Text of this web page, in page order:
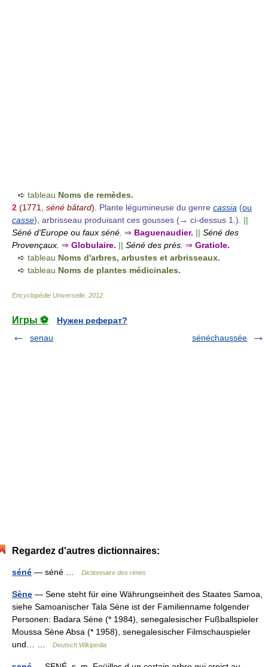
➪ tableau Noms de remèdes.
2 (1771, séné bâtard). Plante légumineuse du genre cassia (ou
casse), arbrisseau produisant ces gousses (→ ci-dessus 1.).
||
Séné d'Europe ou faux séné. ⇒ Baguenaudier. || Séné des
Provençaux. ⇒ Globulaire. || Séné des prés. ⇒ Gratiole.
➪ tableau Noms d'arbres, arbustes et arbrisseaux.
➪ tableau Noms de plantes médicinales.
Encyclopédie Universelle 2012
Игры ⚽
Нужен реферат?
senau
sénéchaussée
Regardez d'autres dictionnaires:
séné — séné … Dictionnaire des rimes
Sène — Sene steht für eine Währungseinheit des Staates Samoa,
siehe Samoanischer Tala Sène ist der Familienname folgender
Personen: Badara Sène (* 1984), senegalesischer Fußballspieler
Moussa Sène Absa (* 1958), senegalesischer Filmschauspieler
und… …
Deutsch Wikipedia